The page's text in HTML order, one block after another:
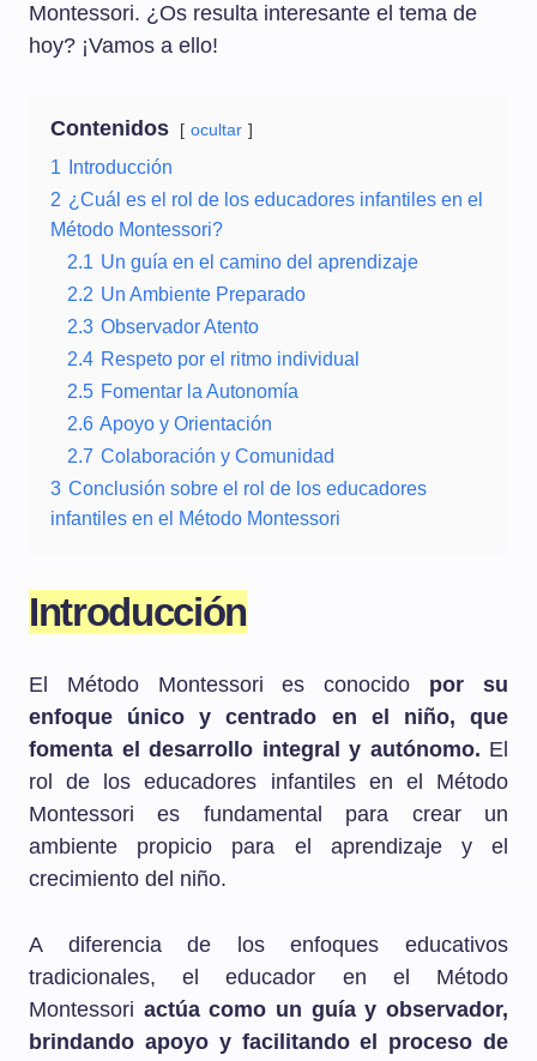
Montessori. ¿Os resulta interesante el tema de
hoy? ¡Vamos a ello!
Contenidos ocultar
1 Introducción
2 ¿Cuál es el rol de los educadores infantiles en el
Método Montessori?
2.1 Un guía en el camino del aprendizaje
2.2 Un Ambiente Preparado
2.3 Observador Atento
2.4 Respeto por el ritmo individual
2.5 Fomentar la Autonomía
2.6 Apoyo y Orientación
2.7 Colaboración y Comunidad
3 Conclusión sobre el rol de los educadores
infantiles en el Método Montessori
Introducción
El Método Montessori es conocido por su
enfoque único y centrado en el niño, que
fomenta el desarrollo integral y autónomo. El
rol de los educadores infantiles en el Método
Montessori es fundamental para crear un
ambiente propicio para el aprendizaje y el
crecimiento del niño.
A diferencia de los enfoques educativos
tradicionales, el educador en el Método
Montessori actúa como un guía y observador,
brindando apoyo y facilitando el proceso de